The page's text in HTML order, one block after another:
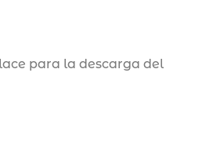
para la descarga del